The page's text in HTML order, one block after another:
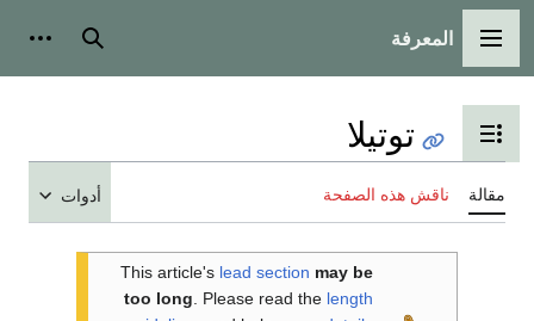
القائمة الرئيسية
المعرفة بحث
تبديل عرض جدول المحتويات
توتيلا
مقالة ناقش هذه الصفحة أدوات
This article's lead section may be
too long
Please read the length